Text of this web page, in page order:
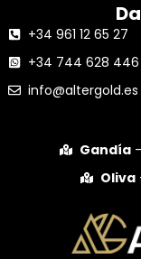
+34 961 12 65 27
+34 744 628 446
info@altergold.es
Gandía
Oliva